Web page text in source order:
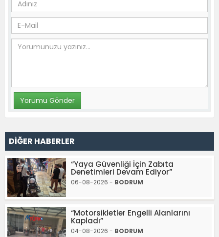
DİĞER HABERLER
“Yaya Güvenliği İçin Zabıta
Denetimleri Devam Ediyor”
06-08-2026 - BODRUM
“Motorsikletler Engelli Alanlarını
Kapladı”
04-08-2026 - BODRUM